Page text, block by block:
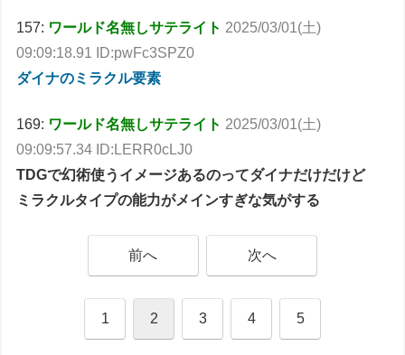
157: ワールド名無しサテライト 2025/03/01(土)
09:09:18.91 ID:pwFc3SPZ0
ダイナのミラクル要素
169: ワールド名無しサテライト 2025/03/01(土)
09:09:57.34 ID:LERR0cLJ0
TDGで幻術使うイメージあるのってダイナだけだけど
ミラクルタイプの能力がメインすぎな気がする
前へ 次へ
1 2 3 4 5